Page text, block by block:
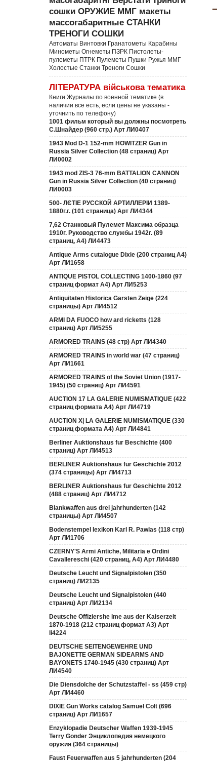
сошки ОРУЖИЕ ММГ макеты
массогабаритные СТАНКИ
ТРЕНОГИ СОШКИ
Автоматы Винтовки Гранатометы Карабины
Минометы Огнеметы ПЗРК Пистолеты-
пулеметы ПТРК Пулеметы Пушки Ружья ММГ
Холостые Станки Треноги Сошки
ЛІТЕРАТУРА військова тематика
Книги Журналы по военной тематике (в
наличии все есть, если цены не указаны -
уточнить по телефону)
1001 фильм который вы должны посмотреть
С.Шнайдер (960 стр.) Арт ЛИ0407
1943 Mod D-1 152-mm HOWITZER Gun in
Russia Silver Collection (48 страниц) Арт
ЛИ0002
1943 mod ZIS-3 76-mm BATTALION CANNON
Gun in Russia Silver Collection (40 страниц)
ЛИ0003
500- ЛЄТІЕ РУССКОЙ АРТИЛЛЕРІИ 1389-
1880г.г. (101 страница) Арт ЛИ4344
7,62 Станковый Пулемет Максима образца
1910г. Руководство службы 1942г. (89
страниц, А4) ЛИ4473
Antique Arms cutalogue Dixie (200 страниц А4)
Арт ЛИ1658
ANTIQUE PISTOL COLLECTING 1400-1860 (97
страниц формат А4) Арт ЛИ5253
Antiquitaten Historica Garsten Zeige (224
страницы) Арт ЛИ4512
ARMI DA FUOCO how ard ricketts (128
страниц) Арт ЛИ5255
ARMORED TRAINS (48 стр) Арт ЛИ4340
ARMORED TRAINS in world war (47 страниц)
Арт ЛИ1661
ARMORED TRAINS of the Soviet Union (1917-
1945) (50 страниц) Арт ЛИ4591
AUCTION 17 LA GALERIE NUMISMATIQUE (422
страниц формата А4) Арт ЛИ4719
AUCTION Х| LA GALERIE NUMISMATIQUE (330
страниц формата А4) Арт ЛИ4841
Berliner Auktionshaus fur Beschichte (400
страниц) Арт ЛИ4513
BERLINER Auktionshaus fur Geschichte 2012
(374 страницы) Арт ЛИ4713
BERLINER Auktionshaus fur Geschichte 2012
(488 страниц) Арт ЛИ4712
Blankwaffen aus drei jahrhunderten (142
страницы) Арт ЛИ4507
Bodenstempel lexikon Karl R. Pawlas (118 cтр)
Арт ЛИ1706
CZERNY'S Armi Antiche, Militaria e Ordini
Cavallereschi (420 страниц, А4) Арт ЛИ4480
Deutsche Leucht und Signalpistolen (350
страниц) ЛИ2135
Deutsche Leucht und Signalpistolen (440
страниц) Арт ЛИ2134
Deutsche Offiziershe lme aus der Kaiserzeit
1870-1918 (212 страниц формат А3) Арт
li4224
DEUTSCHE SEITENGEWEHRE UND
BAJONETTE GERMAN SIDEARMS AND
BAYONETS 1740-1945 (430 страниц) Арт
ЛИ4540
Die Diensdolche der Schutzstaffel - ss (459 стр)
Арт ЛИ4460
DIXIE Gun Works catalog Samuel Colt (696
страниц) Арт ЛИ1657
Enzyklopadie Deutscher Waffen 1939-1945
Terry Gonder Энциклопедия немецкого
оружия (364 страницы)
Faust Feuerwaffen aus 5 jahrhunderten (204